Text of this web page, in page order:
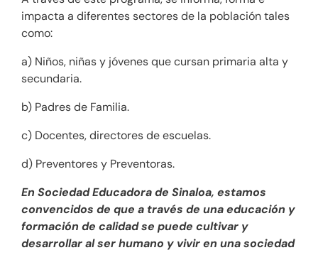
impacta a diferentes sectores de la población tales
como:
a) Niños, niñas y jóvenes que cursan primaria alta y
secundaria.
b) Padres de Familia.
c) Docentes, directores de escuelas.
d) Preventores y Preventoras.
En Sociedad Educadora de Sinaloa, estamos
convencidos de que a través de una educación y
formación de calidad se puede cultivar y
desarrollar al ser humano y vivir en una sociedad